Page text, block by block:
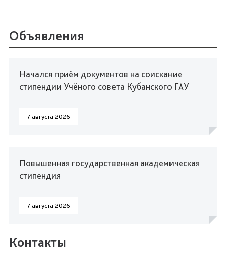
Объявления
Начался приём документов на соискание
стипендии Учёного совета Кубанского ГАУ
7 августа 2026
Повышенная государственная академическая
стипендия
7 августа 2026
Контакты